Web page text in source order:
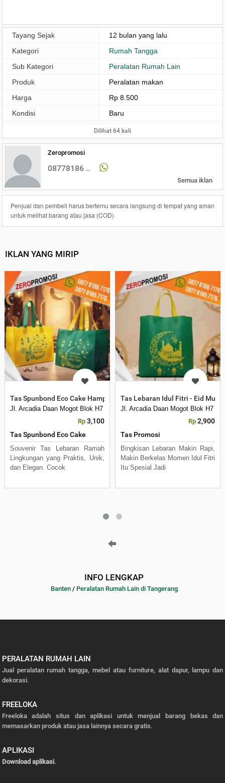
Tayang Sejak
12 bulan yang lalu
Kategori
Rumah Tangga
Sub Kategori
Peralatan Rumah Lain
Produk
Peralatan makan
Harga
Rp 8.500
Kondisi
Baru
Dilihat 64 kali
Zeropromosi
08778186 ..
Semua iklan
Penjual dan pembeli harus bertemu secara langsung di tempat yang aman
untuk melihat barang atau jasa (COD)
IKLAN YANG MIRIP
Tas Spunbond Eco Cake Hampers Lebaran Idul Fitri
Jl. Arcadia Daan Mogot Blok H7 No 16 Daan Mogot Km 21. Kecamatan
Rp 3,100
Tas Spunbond Eco Cake
Souvenir Tas Lebaran Ramah
Lingkungan yang Praktis, Unik,
dan Elegan. Cocok
Tas Lebaran Idul Fitri - Eid
Jl. Arcadia Daan Mogot Blok H7
Rp 2,900
Tas Promosi
Bingkisan Lebaran Makin Rapi,
Makin Berkelas Momen Idul Fitri
Itu Spesial Jadi
INFO LENGKAP
Banten/ Peralatan Rumah Lain di Tangerang
PERALATAN RUMAH LAIN
Jual peralatan rumah tangga, mebel atau furniture, alat dapur, lampu dan
dekorasi.
FREELOKA
Freeloka adalah situs dan aplikasi untuk menjual barang bekas dan
memasarkan produk atau jasa lainnya secara gratis.
APLIKASI
Download aplikasi.